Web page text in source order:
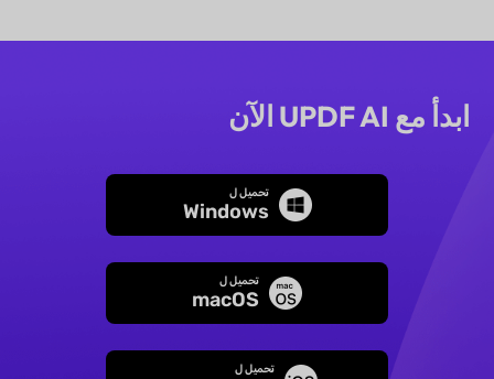
ابدأ مع UPDF AI الآن
تحميل ل
Windows
تحميل ل
macOS
تحميل ل